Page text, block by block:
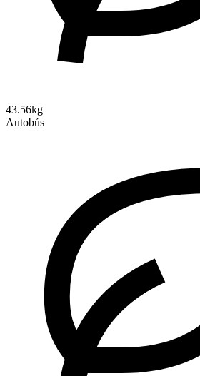
43.56kg
Autobús